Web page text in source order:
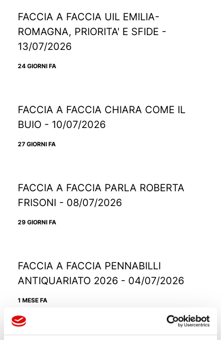
FACCIA A FACCIA UIL EMILIA-
ROMAGNA, PRIORITA' E SFIDE -
13/07/2026
24 GIORNI FA
FACCIA A FACCIA CHIARA COME IL
BUIO - 10/07/2026
27 GIORNI FA
FACCIA A FACCIA PARLA ROBERTA
FRISONI - 08/07/2026
29 GIORNI FA
FACCIA A FACCIA PENNABILLI
ANTIQUARIATO 2026 - 04/07/2026
1 MESE FA